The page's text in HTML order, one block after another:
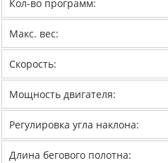
Кол-во программ:
Макс. вес:
Скорость:
Мощность двигателя:
Регулировка угла наклона:
Длина бегового полотна: